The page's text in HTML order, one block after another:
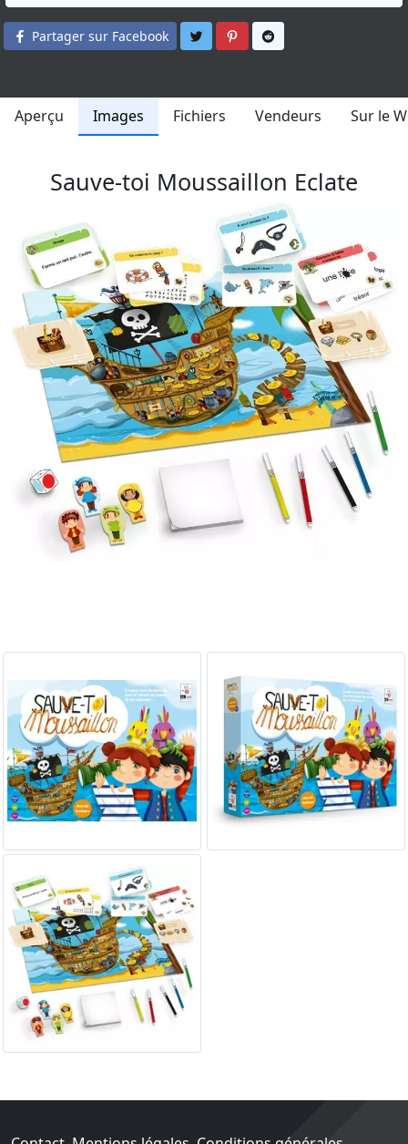
Partager sur Facebook Partager sur Twitter
Partager sur Pinterest
Aperçu Images Fichiers Vendeurs Sur le
Sauve-toi Moussaillon Eclate